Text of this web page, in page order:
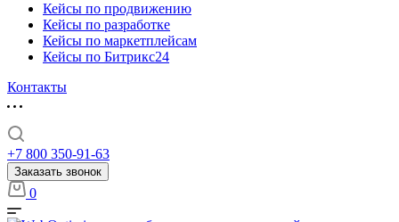
Кейсы по продвижению
Кейсы по разработке
Кейсы по маркетплейсам
Кейсы по Битрикс24
Контакты
+7 800 350-91-63
Заказать звонок
0